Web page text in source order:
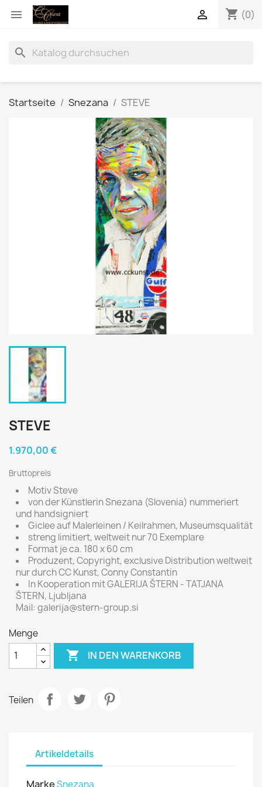
 shopping_cart (0)

search
Startseite Snezana STEVE
STEVE
1.970,00 €
Bruttopreis
Motiv Steve
von der Künstlerin Snezana (Slovenia) nummeriert
und handsigniert
Giclee auf Malerleinen / Keilrahmen, Museumsqualität
streng limitiert, weltweit nur 70 Exemplare
Format je ca. 180 x 60 cm
Produzent, Copyright, exclusive Distribution weltweit
nur durch CC Kunst, Conny Constantin
In Kooperation mit GALERIJA ŠTERN - TATJANA
ŠTERN, Ljubljana
Mail: galerija@stern-group.si
Menge
 IN DEN WARENKORB
Teilen
Artikeldetails
MarkeSnezana